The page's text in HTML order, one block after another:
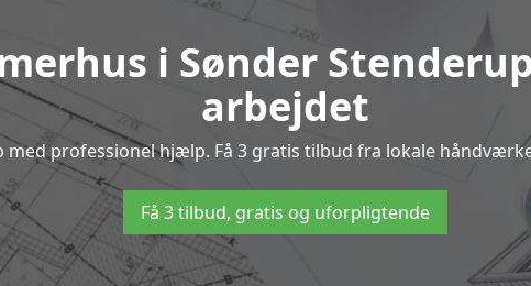
i Sønder
arbejdet
med professionel hjælp. Få 3 gratis tilbud fra lokale
Få 3 tilbud, gratis og uforpligtende